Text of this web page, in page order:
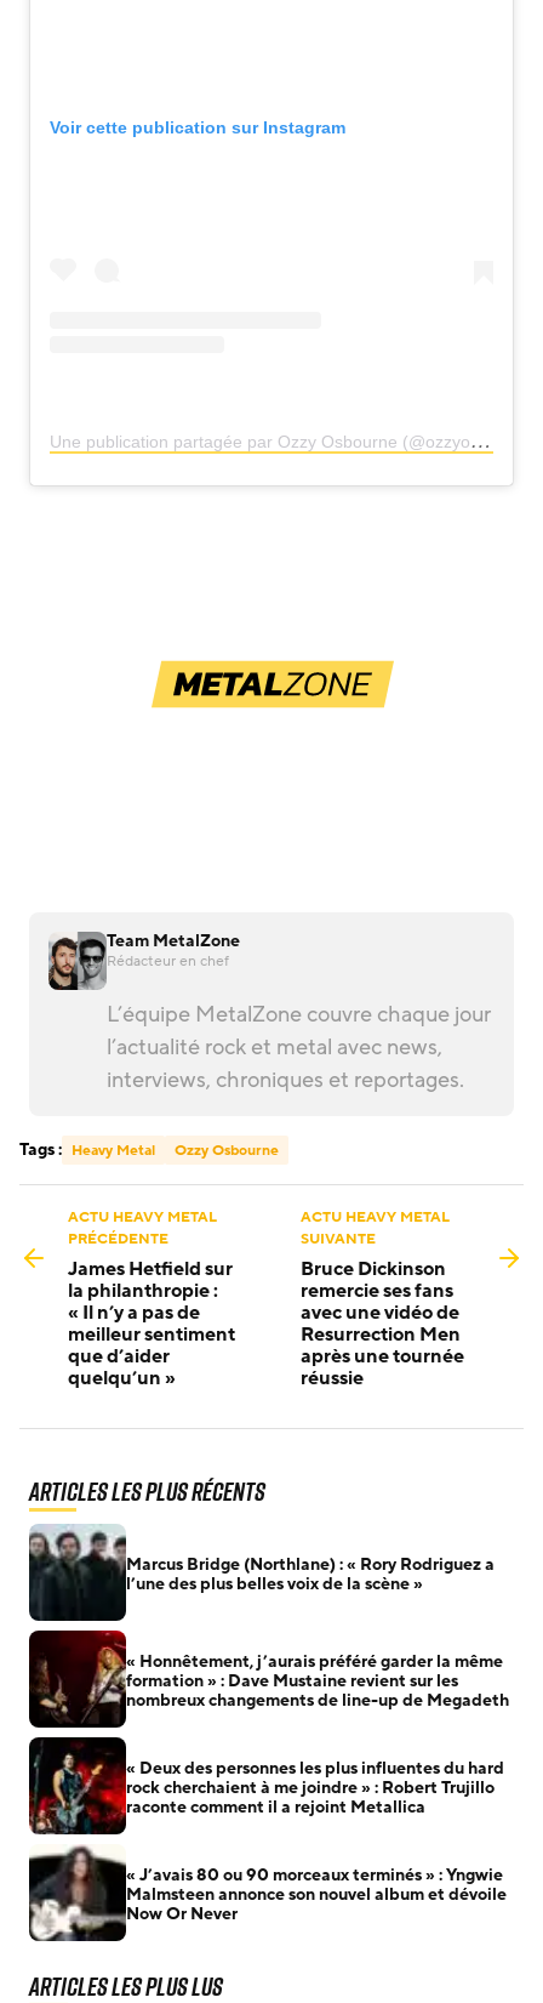
Voir cette publication sur Instagram
U
ne publication partagée par Ozzy Osbourne (@ozzyosbourne)
Team MetalZone
Rédacteur en chef
L’équipe MetalZone couvre chaque jour
l’actualité rock et metal avec news,
interviews, chroniques et reportages.
Tags : Heavy Metal Ozzy Osbourne
ACTU HEAVY METAL
PRÉCÉDENTE
James Hetfield sur
la philanthropie :
« Il n’y a pas de
meilleur sentiment
que d’aider
quelqu’un »
ACTU HEAVY METAL
SUIVANTE
Bruce Dickinson
remercie ses fans
avec une vidéo de
Resurrection Men
après une tournée
réussie
Articles les plus récents
Marcus Bridge (Northlane) : « Rory Rodriguez a
l’une des plus belles voix de la scène »
« Honnêtement, j’aurais préféré garder la même
formation » : Dave Mustaine revient sur les
nombreux changements de line-up de Megadeth
« Deux des personnes les plus influentes du hard
rock cherchaient à me joindre » : Robert Trujillo
raconte comment il a rejoint Metallica
« J’avais 80 ou 90 morceaux terminés » : Yngwie
Malmsteen annonce son nouvel album et dévoile
Now Or Never
Articles les plus lus